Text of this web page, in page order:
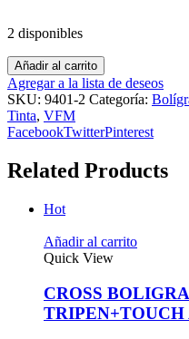
2 disponibles
Añadir al carrito
Agregar a la lista de deseos
SKU: 9401-2 Categoría:
Tinta, VFM
FacebookTwitterPinterest
Related Products
Hot
Añadir al carrito
Quick View
CROSS